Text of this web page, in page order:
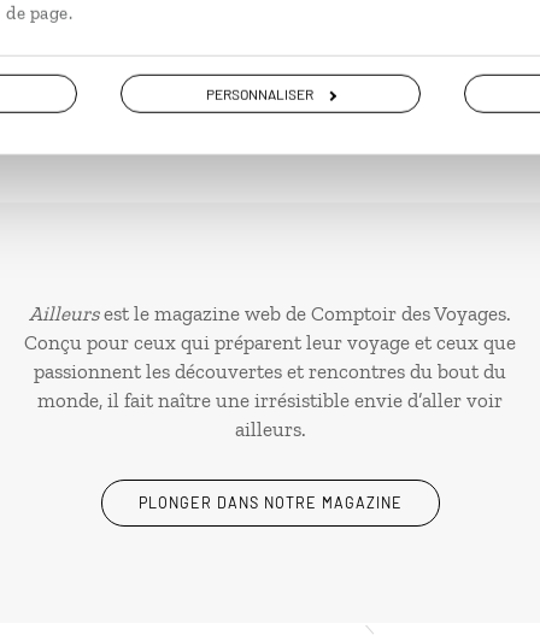
page.
PERSONNALISER
Ailleursest le magazine web de Comptoir des Voyages.
Conçu pour ceux qui préparent leur voyage et ceux que
passionnent les découvertes et rencontres du bout du
monde, il fait naître une irrésistible envie d’aller voir
ailleurs.
PLONGER DANS NOTRE MAGAZINE